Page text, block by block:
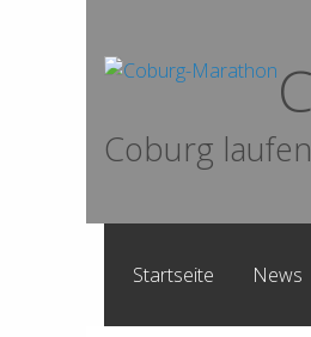
Coburg
Startseite News